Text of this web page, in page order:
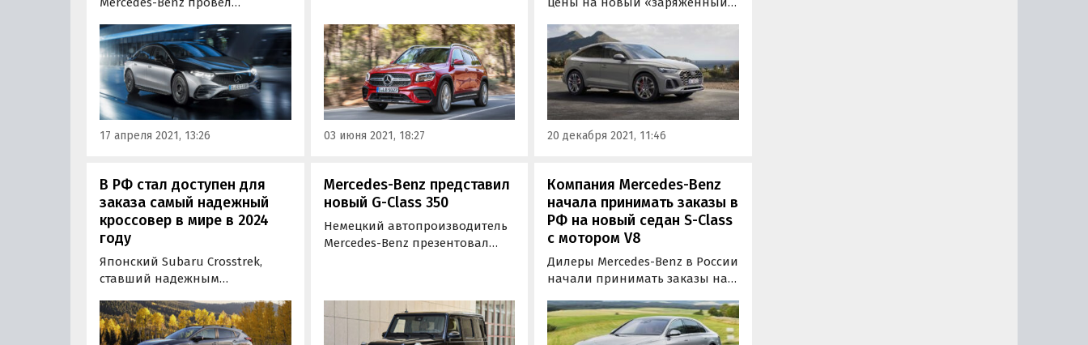
полностью электрического
седана Mercedes-Benz EQS 2022
модельного года с дальностью
хода в 770 км на одном заряде
батарей.
17 апреля 2021, 13:26
(тип 247) из-за возможных
проблем с креплением
облицовки передних колесных
арок. Об этом сообщает
Росстандарт.
03 июня 2021, 18:27
Sportback. По данным
«Автоновостей дня», заказать
новинку можно с
сегодняшнего дня.
Минимальная стоимость – 6
578 500 рублей.
20 декабря 2021, 11:46
В РФ стал доступен для
заказа самый надежный
кроссовер в мире в 2024
году
Японский Subaru Crosstrek,
ставший надежным
Consumer Reports, стал
доступен для заказа в России
Mercedes-Benz представил
новый G-Class 350
Немецкий автопроизводитель
Mercedes-Benz презентовал
350 создана для того, чтобы
вывести модель из-под налога
Компания Mercedes-Benz
начала принимать заказы в
РФ на новый седан S-Class
с мотором V8
Дилеры Mercedes-Benz в России
начали принимать заказы на
дорогим и статусным
двигателем V8 4.0. Приобрести